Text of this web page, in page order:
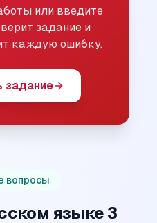
или введите
задание и
каждую ошибку.
задание
вопросы
языке 3